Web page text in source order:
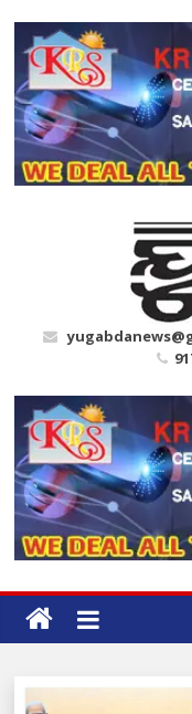
content